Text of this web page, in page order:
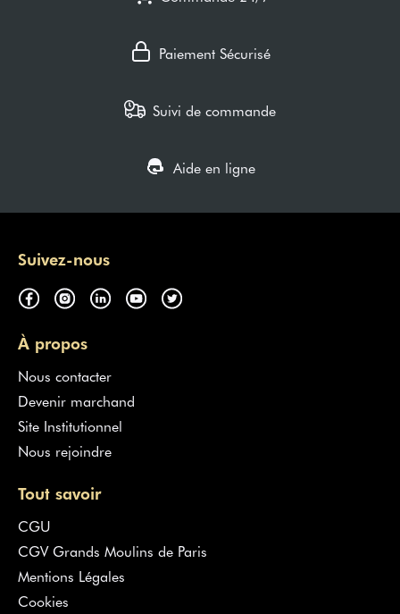
Paiement Sécurisé
Suivi de commande
Aide en ligne
Suivez-nous
À propos
Nous contacter
Devenir marchand
Site Institutionnel
Nous rejoindre
Tout savoir
CGU
CGV Grands Moulins de Paris
Mentions Légales
Cookies